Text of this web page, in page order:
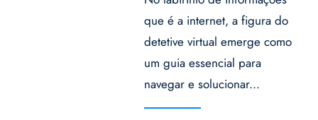
que é a internet, a figura do
detetive virtual emerge como
um guia essencial para
navegar e solucionar...